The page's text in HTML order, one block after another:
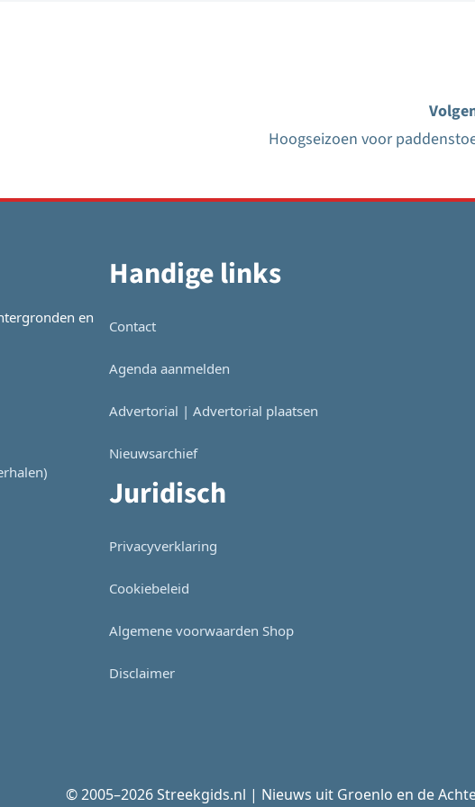
Hoogseizoen voor
en
Handige links
Contact
Agenda aanmelden
Advertorial | Advertorial plaatsen
Nieuwsarchief
Juridisch
Privacyverklaring
Cookiebeleid
Algemene voorwaarden Shop
Disclaimer
© 2005–2026 Streekgids.nl | Nieuws uit Groenlo en de